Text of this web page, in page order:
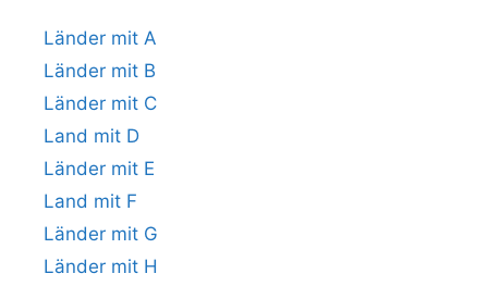
Länder mit A
Länder mit B
Länder mit C
Land mit D
Länder mit E
Land mit F
Länder mit G
Länder mit H